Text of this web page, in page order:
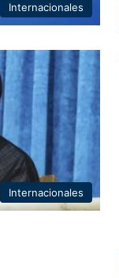
Internacionales
Internacionales